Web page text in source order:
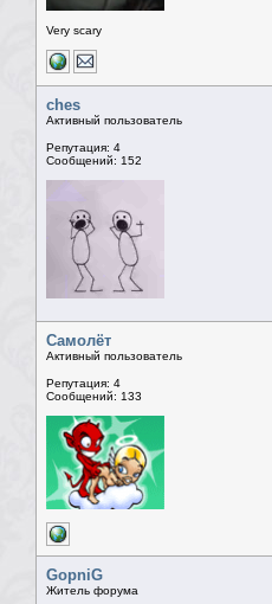
Very scary
ches
Активный пользователь
Репутация: 4
Сообщений: 152
Самолёт
Активный пользователь
Репутация: 4
Сообщений: 133
GopniG
Житель форума